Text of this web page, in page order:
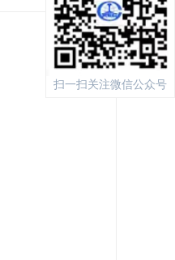
扫一扫关注微信公众号